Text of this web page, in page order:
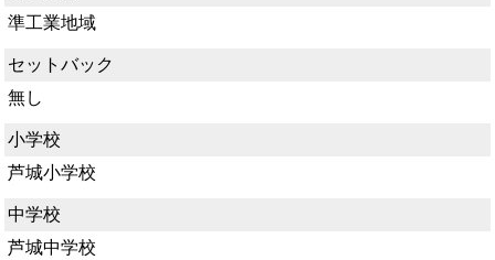
準工業地域
セットバック
無し
小学校
芦城小学校
中学校
芦城中学校